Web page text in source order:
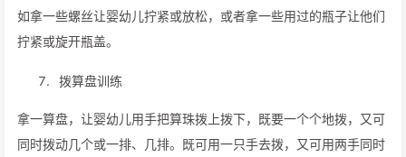
如拿一些螺丝让婴幼儿拧紧或放松，或者拿一些用过的瓶子让他们
拧紧或旋开瓶盖。
拨算盘训练
拿一算盘，让婴幼儿用手把算珠拨上拨下，既要一个个地拨，又可
同时拨动几个或一排、几排。既可用一只手去拨，又可用两手同时